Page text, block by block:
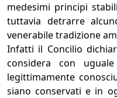
medesimi principi
tuttavia detrarre
venerabile tradizione
Infatti il Concilio
considera con
legittimamente
siano conservati e in